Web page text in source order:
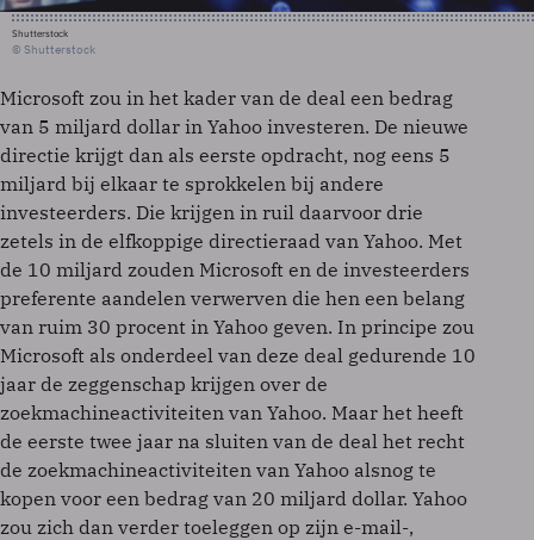
Shutterstock
© Shutterstock
Microsoft zou in het kader van de deal een bedrag
van 5 miljard dollar in Yahoo investeren. De nieuwe
directie krijgt dan als eerste opdracht, nog eens 5
miljard bij elkaar te sprokkelen bij andere
investeerders. Die krijgen in ruil daarvoor drie
zetels in de elfkoppige directieraad van Yahoo. Met
de 10 miljard zouden Microsoft en de investeerders
preferente aandelen verwerven die hen een belang
van ruim 30 procent in Yahoo geven. In principe zou
Microsoft als onderdeel van deze deal gedurende 10
jaar de zeggenschap krijgen over de
zoekmachineactiviteiten van Yahoo. Maar het heeft
de eerste twee jaar na sluiten van de deal het recht
de zoekmachineactiviteiten van Yahoo alsnog te
kopen voor een bedrag van 20 miljard dollar. Yahoo
zou zich dan verder toeleggen op zijn e-mail-,